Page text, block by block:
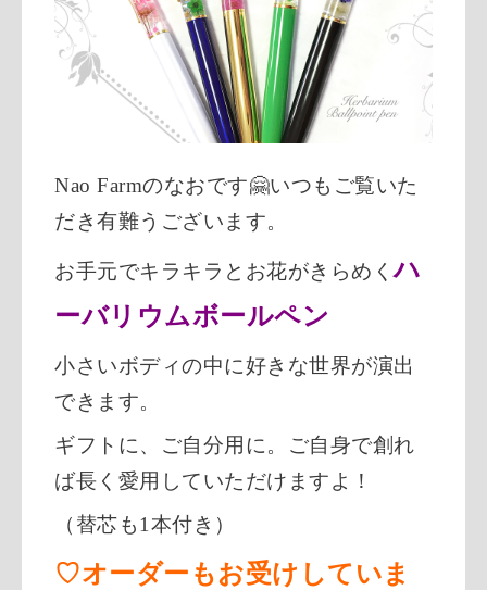
Nao Farmのなおです🤗いつもご覧いた
だき有難うございます。
お手元でキラキラとお花がきらめくハ
ーバリウムボールペン
小さいボディの中に好きな世界が演出
できます。
ギフトに、ご自分用に。ご自身で創れ
ば長く愛用していただけますよ！
（替芯も1本付き）
♡オーダーもお受けしていま